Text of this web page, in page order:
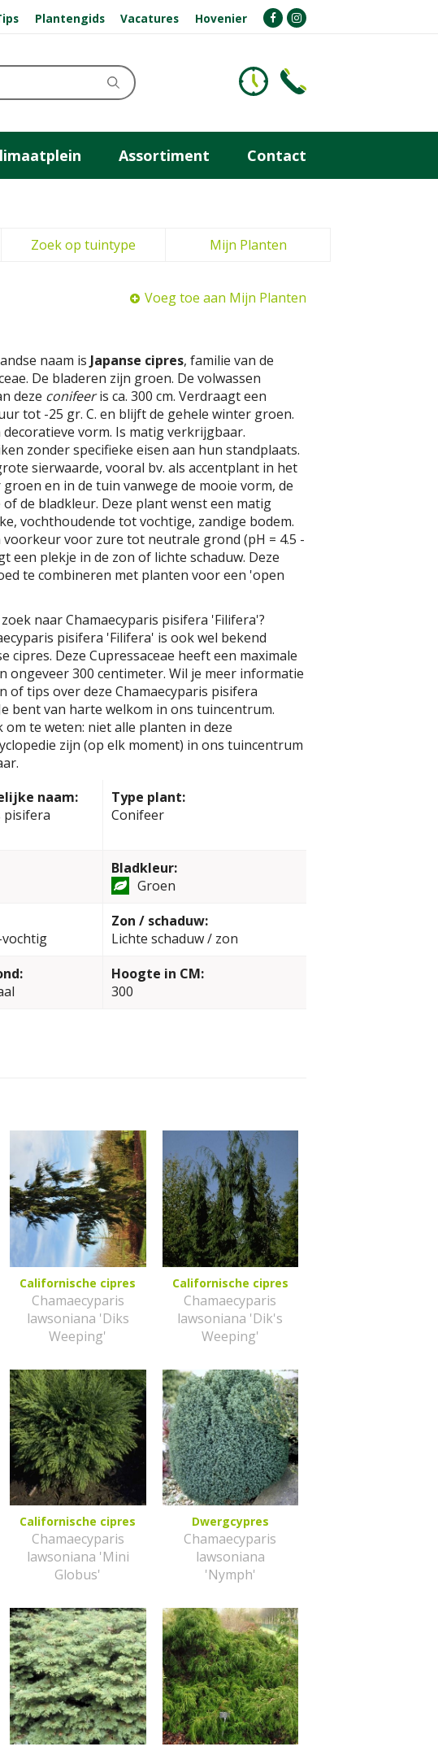
Plantengids Vacatures Hovenier
Assortiment Contact
Zoek op tuintype Mijn Planten
Voeg toe aan Mijn Planten
naam is Japanse cipres, familie van de
De bladeren zijn groen. De volwassen
deze conifeeris ca. 300 cm. Verdraagt een
tot -25 gr. C. en blijft de gehele winter groen.
decoratieve vorm. Is matig verkrijgbaar.
zonder specifieke eisen aan hun standplaats.
sierwaarde, vooral bv. als accentplant in het
en in de tuin vanwege de mooie vorm, de
of de bladkleur. Deze plant wenst een matig
vochthoudende tot vochtige, zandige bodem.
voorkeur voor zure tot neutrale grond (pH = 4.5 -
een plekje in de zon of lichte schaduw. Deze
te combineren met planten voor een 'open
naar Chamaecyparis pisifera 'Filifera'?
pisifera 'Filifera' is ook wel bekend
cipres. Deze Cupressaceae heeft een maximale
ongeveer 300 centimeter. Wil je meer informatie
of tips over deze Chamaecyparis pisifera
bent van harte welkom in ons tuincentrum.
om te weten: niet alle planten in deze
zijn (op elk moment) in ons tuincentrum
naam:
pisifera
Type plant:
Conifeer
Bladkleur:
Groen
Zon / schaduw:
Lichte schaduw / zon
Hoogte in CM:
300
Californische cipres
Chamaecyparis
lawsoniana 'Diks
Weeping'
Californische cipres
Chamaecyparis
lawsoniana 'Dik's
Weeping'
Californische cipres
Chamaecyparis
lawsoniana 'Mini
Globus'
Dwergcypres
Chamaecyparis
lawsoniana
'Nymph'